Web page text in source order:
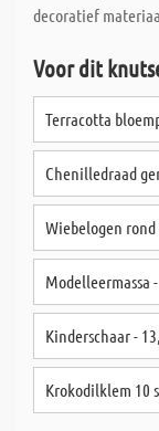
decoratief
Voor dit
Terracotta
Chenilledraad
Wiebelogen
Modelleermassa
Kinderschaar -
Krokodilklem 10